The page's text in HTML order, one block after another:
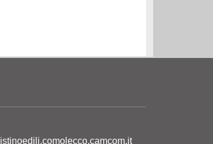
listinoedili.comolecco.camcom.it